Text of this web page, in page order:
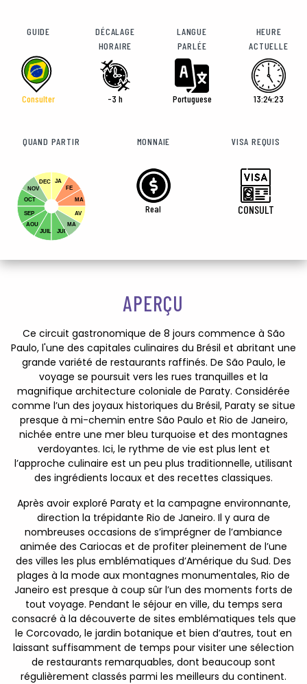
GUIDE
Consulter
DÉCALAGE
HORAIRE
-3 h
LANGUE
PARLÉE
Portuguese
HEURE
ACTUELLE
13:24:24
QUAND PARTIR
JA
FE
MA
AV
MA
DEC
NOV
OCT
SEP
AOU
JUIL
JUI
MONNAIE
Real
VISA REQUIS
CONSULT
APERÇU
Ce circuit gastronomique de 8 jours commence à São
Paulo, l'une des capitales culinaires du Brésil et abritant une
grande variété de restaurants raffinés. De São Paulo, le
voyage se poursuit vers les rues tranquilles et la
magnifique architecture coloniale de Paraty. Considérée
comme l’un des joyaux historiques du Brésil, Paraty se situe
presque à mi-chemin entre São Paulo et Rio de Janeiro,
nichée entre une mer bleu turquoise et des montagnes
verdoyantes. Ici, le rythme de vie est plus lent et
l’approche culinaire est un peu plus traditionnelle, utilisant
des ingrédients locaux et des recettes classiques.
Après avoir exploré Paraty et la campagne environnante,
direction la trépidante Rio de Janeiro. Il y aura de
nombreuses occasions de s’imprégner de l’ambiance
animée des Cariocas et de profiter pleinement de l’une
des villes les plus emblématiques d’Amérique du Sud. Des
plages à la mode aux montagnes monumentales, Rio de
Janeiro est presque à coup sûr l’un des moments forts de
tout voyage. Pendant le séjour en ville, du temps sera
consacré à la découverte de sites emblématiques tels que
le Corcovado, le jardin botanique et bien d’autres, tout en
laissant suffisamment de temps pour visiter une sélection
de restaurants remarquables, dont beaucoup sont
régulièrement classés parmi les meilleurs du continent.